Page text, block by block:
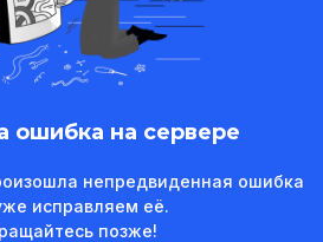
ошибка на сервере
непредвиденная ошибка
исправляем её.
позже!